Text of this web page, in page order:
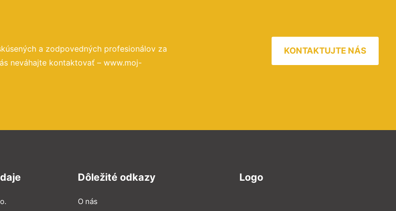
a zodpovedných profesionálov za
neváhajte kontaktovať – www.moj-
KONTAKTUJTE NÁS
Dôležité odkazy
O nás
Logo